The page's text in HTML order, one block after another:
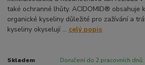
také ochranné lhůty. ACIDOMID® obsahuje
organické kyseliny důležité pro zažívání a
kyseliny okyselují ... celý popis
Skladem Doručení do 2 pracovních dnů.